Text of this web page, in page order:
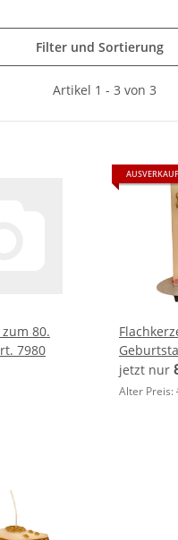
Filter und Sortierung
Artikel 1 - 3 von 3
80.
7980
inkl.
jetzt nur
Alter Preis: